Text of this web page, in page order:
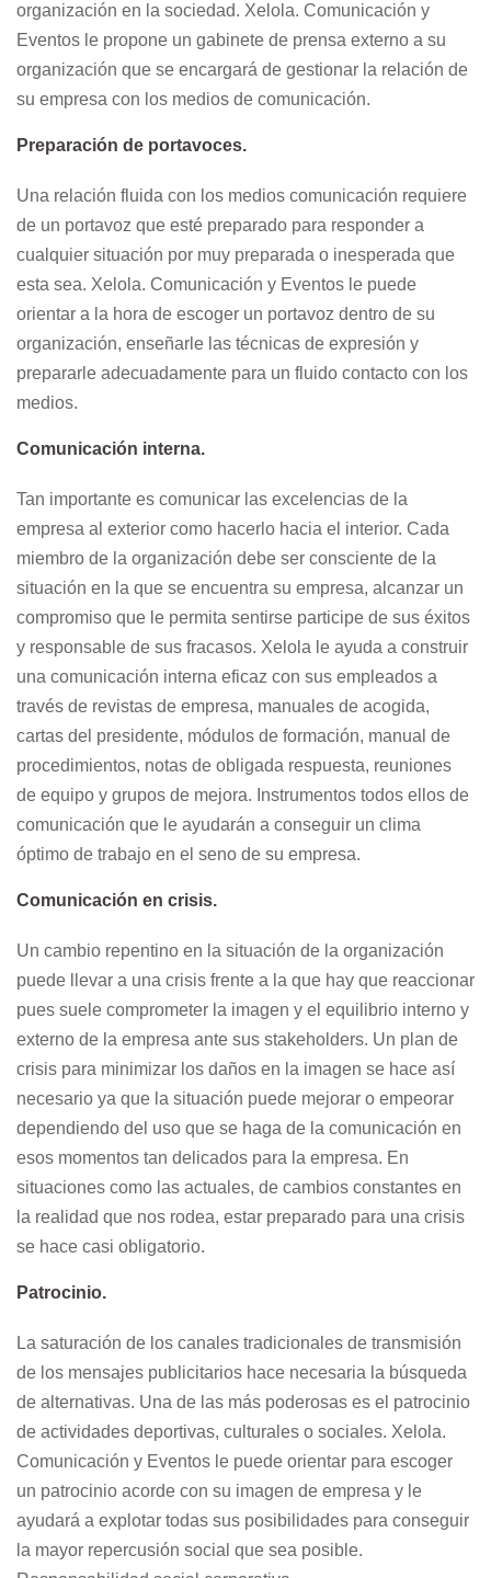
organización en la sociedad. Xelola. Comunicación y
Eventos le propone un gabinete de prensa externo a su
organización que se encargará de gestionar la relación de
su empresa con los medios de comunicación.
Preparación de portavoces.
Una relación fluida con los medios comunicación requiere
de un portavoz que esté preparado para responder a
cualquier situación por muy preparada o inesperada que
esta sea. Xelola. Comunicación y Eventos le puede
orientar a la hora de escoger un portavoz dentro de su
organización, enseñarle las técnicas de expresión y
prepararle adecuadamente para un fluido contacto con los
medios.
Comunicación interna.
Tan importante es comunicar las excelencias de la
empresa al exterior como hacerlo hacia el interior. Cada
miembro de la organización debe ser consciente de la
situación en la que se encuentra su empresa, alcanzar un
compromiso que le permita sentirse participe de sus éxitos
y responsable de sus fracasos. Xelola le ayuda a construir
una comunicación interna eficaz con sus empleados a
través de revistas de empresa, manuales de acogida,
cartas del presidente, módulos de formación, manual de
procedimientos, notas de obligada respuesta, reuniones
de equipo y grupos de mejora. Instrumentos todos ellos de
comunicación que le ayudarán a conseguir un clima
óptimo de trabajo en el seno de su empresa.
Comunicación en crisis.
Un cambio repentino en la situación de la organización
puede llevar a una crisis frente a la que hay que reaccionar
pues suele comprometer la imagen y el equilibrio interno y
externo de la empresa ante sus stakeholders. Un plan de
crisis para minimizar los daños en la imagen se hace así
necesario ya que la situación puede mejorar o empeorar
dependiendo del uso que se haga de la comunicación en
esos momentos tan delicados para la empresa. En
situaciones como las actuales, de cambios constantes en
la realidad que nos rodea, estar preparado para una crisis
se hace casi obligatorio.
Patrocinio.
La saturación de los canales tradicionales de transmisión
de los mensajes publicitarios hace necesaria la búsqueda
de alternativas. Una de las más poderosas es el patrocinio
de actividades deportivas, culturales o sociales. Xelola.
Comunicación y Eventos le puede orientar para escoger
un patrocinio acorde con su imagen de empresa y le
ayudará a explotar todas sus posibilidades para conseguir
la mayor repercusión social que sea posible.